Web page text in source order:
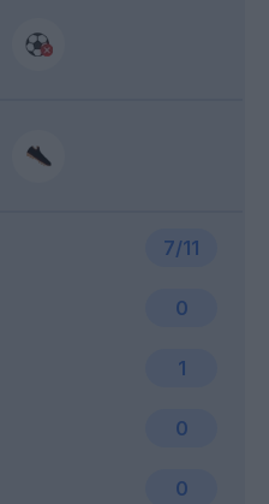
7/11
0
0
0
1